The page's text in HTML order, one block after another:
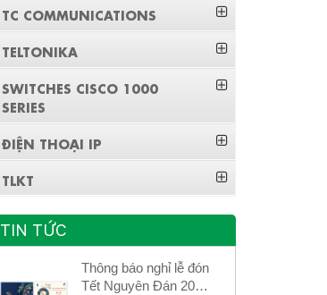
TC COMMUNICATIONS
TELTONIKA
SWITCHES CISCO 1000
SERIES
ĐIỆN THOẠI IP
TLKT
TIN TỨC
Thông báo nghỉ lễ đón
Tết Nguyên Đán 2026